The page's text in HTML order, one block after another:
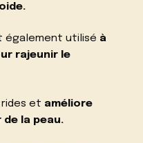
également utilisé à
rajeunir le
et améliore
la peau.